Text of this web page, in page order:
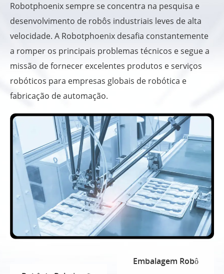
Robotphoenix sempre se concentra na pesquisa e
desenvolvimento de robôs industriais leves de alta
velocidade. A Robotphoenix desafia constantemente
a romper os principais problemas técnicos e segue a
missão de fornecer excelentes produtos e serviços
robóticos para empresas globais de robótica e
fabricação de automação.
Embalagem Robô